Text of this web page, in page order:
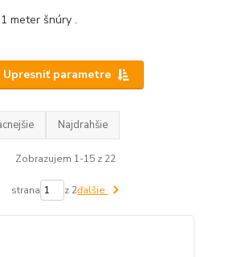
meter šnúry .
Upresniť parametre
Najdrahšie
Zobrazujem 1-15 z 22
strana z 2ďalšie